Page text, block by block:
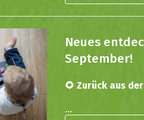
Neues
September!
🌻 Zurück aus
...